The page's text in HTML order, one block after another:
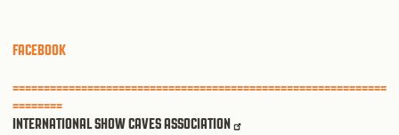
FACEBOOK
============================================================
========
INTERNATIONAL SHOW CAVES ASSOCIATION